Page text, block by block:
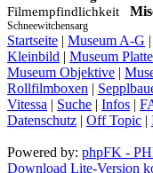
Filmempfindlichkeit
Schneewitchensarg
Startseite | Museum A-G |
Kleinbild | Museum
Museum Objektive |
Rollfilmboxen |
Vitessa | Suche | Infos |
Datenschutz | Off Topic |
Powered by: phpFK -
Download Lite-Version